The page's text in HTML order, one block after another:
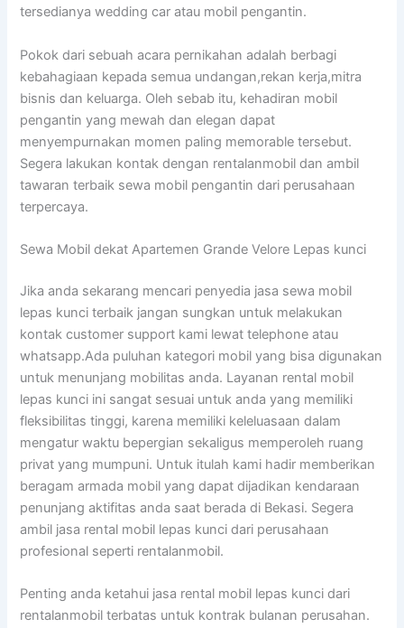
tersedianya wedding car atau mobil pengantin.
Pokok dari sebuah acara pernikahan adalah berbagi
kebahagiaan kepada semua undangan,rekan kerja,mitra
bisnis dan keluarga. Oleh sebab itu, kehadiran mobil
pengantin yang mewah dan elegan dapat
menyempurnakan momen paling memorable tersebut.
Segera lakukan kontak dengan rentalanmobil dan ambil
tawaran terbaik sewa mobil pengantin dari perusahaan
terpercaya.
Sewa Mobil dekat Apartemen Grande Velore Lepas kunci
Jika anda sekarang mencari penyedia jasa sewa mobil
lepas kunci terbaik jangan sungkan untuk melakukan
kontak customer support kami lewat telephone atau
whatsapp.Ada puluhan kategori mobil yang bisa digunakan
untuk menunjang mobilitas anda. Layanan rental mobil
lepas kunci ini sangat sesuai untuk anda yang memiliki
fleksibilitas tinggi, karena memiliki keleluasaan dalam
mengatur waktu bepergian sekaligus memperoleh ruang
privat yang mumpuni. Untuk itulah kami hadir memberikan
beragam armada mobil yang dapat dijadikan kendaraan
penunjang aktifitas anda saat berada di Bekasi. Segera
ambil jasa rental mobil lepas kunci dari perusahaan
profesional seperti rentalanmobil.
Penting anda ketahui jasa rental mobil lepas kunci dari
rentalanmobil terbatas untuk kontrak bulanan perusahan.